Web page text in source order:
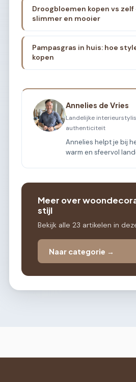
Droogbloemen kopen vs
slimmer en mooier
Pampasgras in huis: hoe
kopen
Annelies de Vries
Landelijke
authenticiteit
Annelies helpt je bij
warm en sfeervol
Meer over
stijl
Bekijk alle 23 artikelen in
Naar categorie →